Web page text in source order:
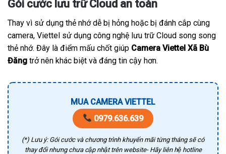
Gói cước lưu trữ Cloud an toàn
Thay vì sử dụng thẻ nhớ dễ bị hỏng hoặc bị đánh cắp cùng
camera, Viettel sử dụng công nghệ lưu trữ Cloud song song
thẻ nhớ. Đây là điểm mấu chốt giúp Camera Viettel Xã Bù
Đăng trở nên khác biệt và đáng tin cậy hơn.
MUA CAMERA VIETTEL
0979.636.639
(*) Lưu ý: Gói cước và chương trình khuyến mãi từng tháng sẽ có
thay đổi nhưng chưa cập nhật trên website- Hãy liên hệ hotline